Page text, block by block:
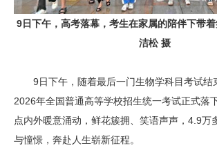
9日下午，高考落幕，考生在家属的陪伴下带
洁松 摄
9日下午，随着最后一门生物学科目考试结
2026年全国普通高等学校招生统一考试正式落
点内外暖意涌动，鲜花簇拥、笑语声声，4.9万
与憧憬，奔赴人生崭新征程。